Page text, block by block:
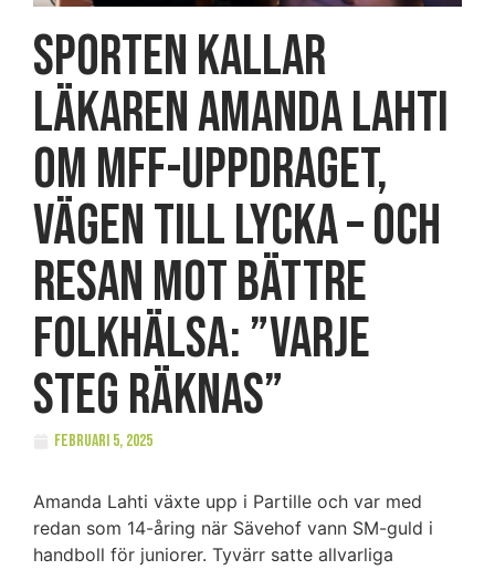
SPORTEN KALLAR
Läkaren Amanda Lahti
om MFF-uppdraget,
vägen till lycka – och
resan mot bättre
folkhälsa: ”Varje
steg räknas”
februari 5, 2025
Amanda Lahti växte upp i Partille och var med
redan som 14-åring när Sävehof vann SM-guld i
handboll för juniorer. Tyvärr satte allvarliga